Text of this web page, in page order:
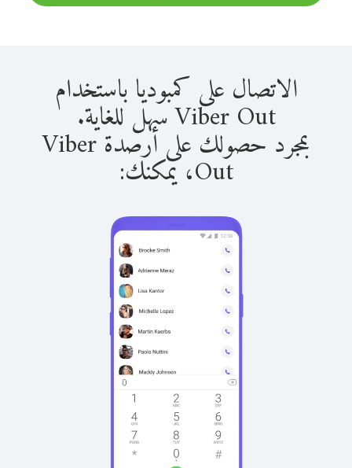
الاتصال على كمبوديا باستخدام
Viber Out سهل للغاية.
بمجرد حصولك على أرصدة Viber
Out، يمكنك: